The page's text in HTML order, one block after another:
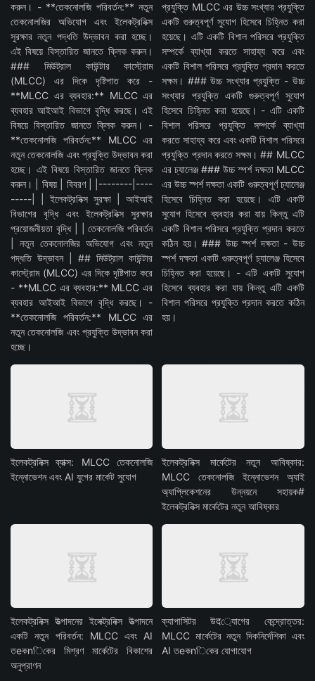
করুন। - **তেকনোলজি পরিবর্তন:** নতুন
তেকনোলজির অভিযোগ এবং ইলেকট্রনিক্স
সুরক্ষার নতুন পদ্ধতি উদ্ভাবন করা হচ্ছে।
এই বিষয়ে বিস্তারিত জানতে ক্লিক করুন।
### মিউট্রাল কাউন্টার কাস্ট্রোম
(MLCC) এর দিকে দৃষ্টিপাত করে -
**MLCC এর ব্যবহার:** MLCC এর
ব্যবহার আইআই বিভাগে বৃদ্ধি করছে। এই
বিষয়ে বিস্তারিত জানতে ক্লিক করুন। -
**তেকনোলজি পরিবর্তন:** MLCC এর
নতুন তেকনোলজি এবং প্রযুক্তি উদ্ভাবন করা
হচ্ছে। এই বিষয়ে বিস্তারিত জানতে ক্লিক
করুন। | বিষয় | বিবরণ | |--------|----
-----| | ইলেকট্রনিক্স সুরক্ষা | আইআই
বিভাগের বৃদ্ধি এবং ইলেকট্রনিক্স সুরক্ষার
প্রয়োজনীয়তা বৃদ্ধি | | তেকনোলজি পরিবর্তন
| নতুন তেকনোলজির অভিযোগ এবং নতুন
পদ্ধতি উদ্ভাবন | ## মিউট্রাল কাউন্টার
কাস্ট্রোম (MLCC) এর দিকে দৃষ্টিপাত করে
- **MLCC এর ব্যবহার:** MLCC এর
ব্যবহার আইআই বিভাগে বৃদ্ধি করছে। -
**তেকনোলজি পরিবর্তন:** MLCC এর
নতুন তেকনোলজি এবং প্রযুক্তি উদ্ভাবন করা
হচ্ছে।
প্রযুক্তি MLCC এর উচ্চ সংখ্যার প্রযুক্তি
একটি গুরুত্বপূর্ণ সুযোগ হিসেবে চিহ্নিত করা
হয়েছে। এটি একটি বিশাল পরিসরে প্রযুক্তি
সম্পর্কে ব্যাখ্যা করতে সাহায্য করে এবং
একটি বিশাল পরিসরে প্রযুক্তি প্রদান করতে
সক্ষম। ### উচ্চ সংখ্যার প্রযুক্তি - উচ্চ
সংখ্যার প্রযুক্তি একটি গুরুত্বপূর্ণ সুযোগ
হিসেবে চিহ্নিত করা হয়েছে। - এটি একটি
বিশাল পরিসরে প্রযুক্তি সম্পর্কে ব্যাখ্যা
করতে সাহায্য করে এবং একটি বিশাল পরিসরে
প্রযুক্তি প্রদান করতে সক্ষম। ## MLCC
এর চ্যালেঞ্জ ### উচ্চ স্পর্শ দক্ষতা MLCC
এর উচ্চ স্পর্শ দক্ষতা একটি গুরুত্বপূর্ণ চ্যালেঞ্জ
হিসেবে চিহ্নিত করা হয়েছে। এটি একটি
সুযোগ হিসেবে ব্যবহার করা যায় কিন্তু এটি
একটি বিশাল পরিসরে প্রযুক্তি প্রদান করতে
কঠিন হয়। ### উচ্চ স্পর্শ দক্ষতা - উচ্চ
স্পর্শ দক্ষতা একটি গুরুত্বপূর্ণ চ্যালেঞ্জ হিসেবে
চিহ্নিত করা হয়েছে। - এটি একটি সুযোগ
হিসেবে ব্যবহার করা যায় কিন্তু এটি একটি
বিশাল পরিসরে প্রযুক্তি প্রদান করতে কঠিন
হয়।
ইলেকট্রনিক্স ব্যাক্স: MLCC তেকনোলজি
ইন্নোভেশন এবং AI যুগের মার্কেট সুযোগ
ইলেকট্রনিক্স মার্কেটের নতুন আবিষ্কার:
MLCC তেকনোলজি ইন্নোভেশন অ্যাই
অ্যাপ্লিকেশনের উন্নয়নে সহায়ক#
ইলেকট্রনিক্স মার্কেটের নতুন আবিষ্কার
ইলেকট্রনিক্স উত্পাদনের ইলেক্ট্রনিক্স উত্পাদনে
একটি নতুন পরিবর্তন: MLCC এবং AI
তeকnিকের মিশ্রণ মার্কেটের বিকাশের
অনুপ্রাণন
ক্যাপাসিটর উद্যোগের কেন্দ্রোত্তর:
MLCC মার্কেটের নতুন দিকনির্দেশিকা এবং
AI তeকnিকের যোগাযোগ